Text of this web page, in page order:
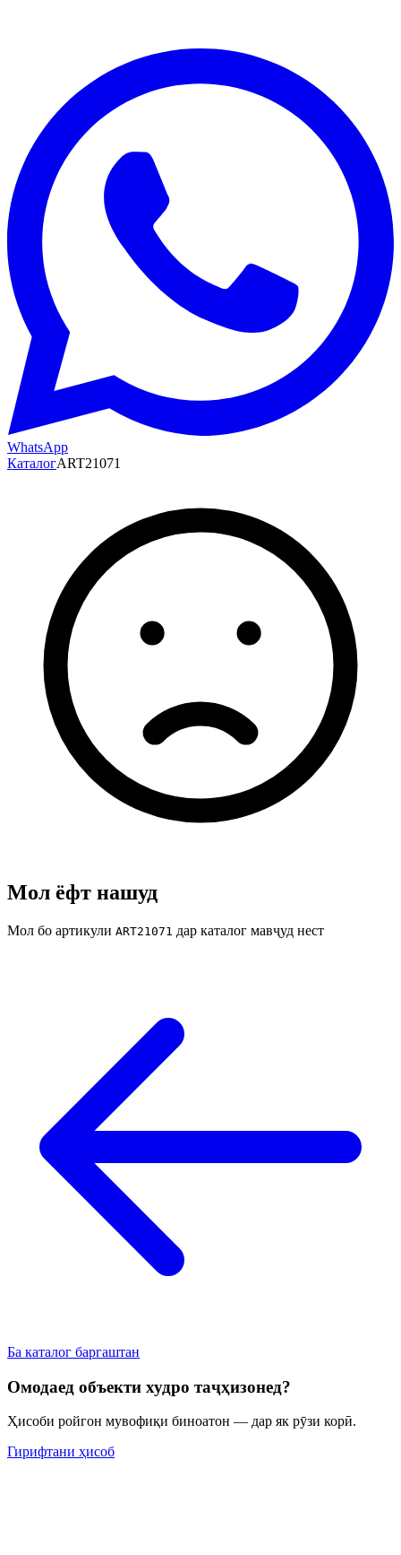
WhatsApp
КаталогART21071
Мол ёфт нашуд
Мол бо артикули ART21071 дар каталог мавҷуд нест
Ба каталог баргаштан
Омодаед объекти худро таҷҳизонед?
Ҳисоби ройгон мувофиқи биноатон — дар як рӯзи корӣ.
Гирифтани ҳисоб